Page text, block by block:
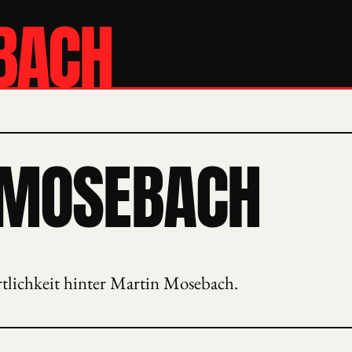
hinter Martin Mosebach.